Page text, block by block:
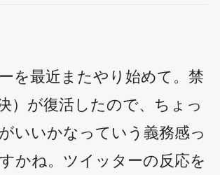
を最近またやり始めて。禁
）が復活したので、ちょっ
いいかなっていう義務感っ
かね。ツイッターの反応を